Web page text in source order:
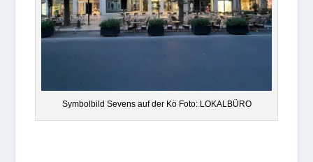
Sym­bol­bild Sevens auf der Kö Foto: LOKALBÜRO